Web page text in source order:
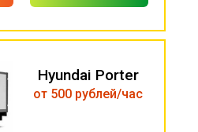
Hyundai Porter
от 500 рублей/час